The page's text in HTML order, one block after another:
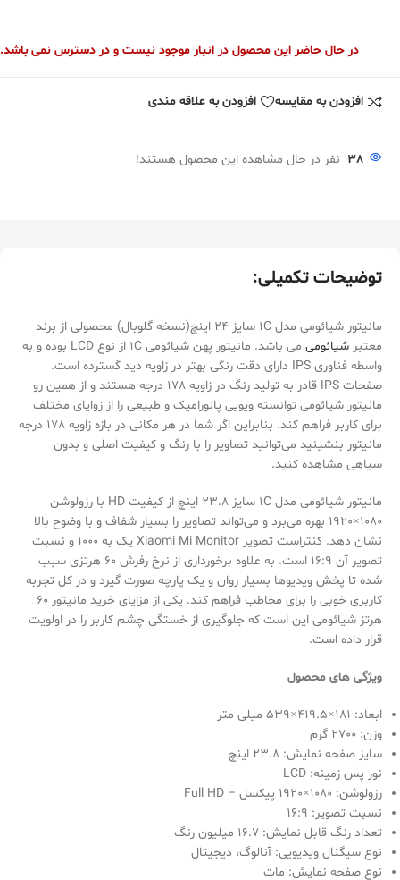
در حال حاضر این محصول در انبار موجود نیست و در دسترس نمی باشد.
افزودن به مقایسه افزودن به علاقه مندی
38 نفر در حال مشاهده این محصول هستند!
توضیحات تکمیلی:
مانیتور شیائومی مدل 1C سایز 24 اینچ(نسخه گلوبال) محصولی از برند
معتبر شیائومی
می باشد. مانیتور پهن شیائومی 1C از نوع LCD بوده و به
واسطه فناوری IPS دارای دقت رنگی بهتر در زاویه دید گسترده است.
صفحات IPS قادر به تولید رنگ در زاویه 178 درجه هستند و از همین رو
مانیتور شیائومی توانسته ویویی پانورامیک و طبیعی را از زوایای مختلف
برای کاربر فراهم کند. بنابراین اگر شما در هر مکانی در بازه زاویه 178 درجه
مانیتور بنشینید می‌توانید تصاویر را با رنگ و کیفیت اصلی و بدون
سیاهی مشاهده کنید.
مانیتور شیائومی مدل 1C سایز 23.8 اینچ از کیفیت HD با رزولوشن
1080×1920 بهره می‌برد و می‌تواند تصاویر را بسیار شفاف و با وضوح بالا
نشان دهد. کنتراست تصویر Xiaomi Mi Monitor یک به 1000 و نسبت
تصویر آن 16:9 است. به علاوه برخورداری از نرخ رفرش 60 هرتزی سبب
شده تا پخش ویدیوها بسیار روان و یک پارچه صورت گیرد و در کل تجربه
کاربری خوبی را برای مخاطب فراهم کند. یکی از مزایای خرید مانیتور 60
هرتز شیائومی این است که جلوگیری از خستگی چشم کاربر را در اولویت
قرار داده است.
ویژگی های محصول
ابعاد: 181×419.5×539 میلی متر
وزن: 2700 گرم
سایز صفحه نمایش: 23.8 اینچ
نور پس زمینه: LCD
رزولوشن: 1080×1920 پیکسل – Full HD
نسبت تصویر: 16:9
تعداد رنگ قابل نمایش: 16.7 میلیون رنگ
نوع سیگنال ویدیویی: آنالوگ، دیجیتال
نوع صفحه نمایش: مات